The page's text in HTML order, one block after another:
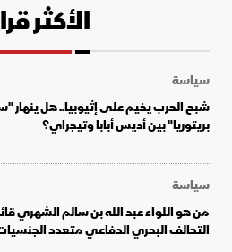
الأكثر
سياسة
شبح الحرب يخيم على إثيوبيا.. هل ينهار
بريتوريا" بين أديس أبابا وتيجراي؟
سياسة
من هو اللواء عبد الله بن سالم الشهري
التحالف البحري الدفاعي متعدد